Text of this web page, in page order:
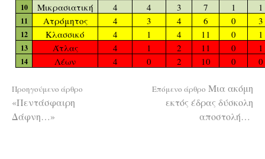
10 Μικρασιατική 4 4 3 7 1 1
11 Ατρόμητος 4 3 4 6 0 3
12 Κλασσικό 4 1 4 11 0 1
13 Άτλας 4 1 2 11 0 1
14 Λέων 4 0 2 10 0 0
Διαβάστε
περισσότερα
Προηγούμενο άρθρο
«Πεντάσφαιρη
Δάφνη…»
Επόμενο άρθρο Μια ακόμη
εκτός έδρας δύσκολη
αποστολή…